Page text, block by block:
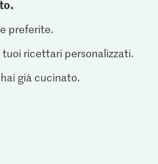
preferite.
ricettari personalizzati.
già cucinato.